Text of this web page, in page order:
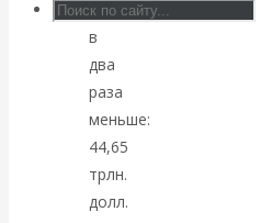
Искусственный
интеллект —
революционный
переход к
была
в
два
раза
меньше:
44,65
трлн.
долл.